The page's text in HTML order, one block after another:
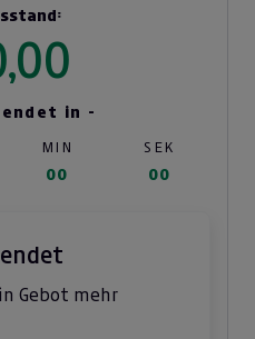
in -
MIN SEK
00 00
Gebot mehr